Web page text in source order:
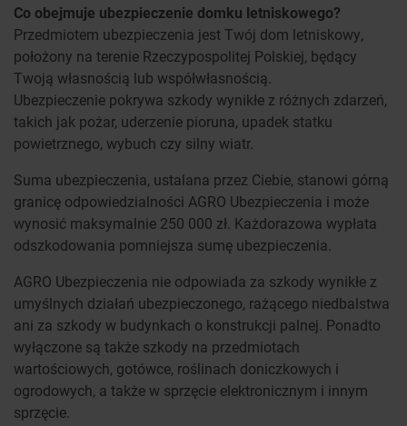
Co obejmuje ubezpieczenie domku letniskowego?
Przedmiotem ubezpieczenia jest Twój dom letniskowy,
położony na terenie Rzeczypospolitej Polskiej, będący
Twoją własnością lub współwłasnością.
Ubezpieczenie pokrywa szkody wynikłe z różnych zdarzeń,
takich jak pożar, uderzenie pioruna, upadek statku
powietrznego, wybuch czy silny wiatr.
Suma ubezpieczenia, ustalana przez Ciebie, stanowi górną
granicę odpowiedzialności AGRO Ubezpieczenia i może
wynosić maksymalnie 250 000 zł. Każdorazowa wypłata
odszkodowania pomniejsza sumę ubezpieczenia.
AGRO Ubezpieczenia nie odpowiada za szkody wynikłe z
umyślnych działań ubezpieczonego, rażącego niedbalstwa
ani za szkody w budynkach o konstrukcji palnej. Ponadto
wyłączone są także szkody na przedmiotach
wartościowych, gotówce, roślinach doniczkowych i
ogrodowych, a także w sprzęcie elektronicznym i innym
sprzęcie.